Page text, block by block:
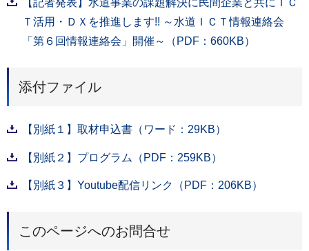
Ｔ活用・ＤＸを推進します!! ～水道ＩＣＴ情報連絡会
「第６回情報連絡会」開催～（PDF：660KB）
添付ファイル
【別紙１】取材申込書（ワード：29KB）
【別紙２】プログラム（PDF：259KB）
【別紙３】Youtube配信リンク（PDF：206KB）
このページへのお問合せ